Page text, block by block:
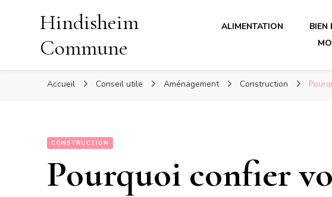
Hindisheim
Commune
ALIMENTATION BIEN
Accueil Conseil utile Aménagement Construction
CONSTRUCTION
Pourquoi confier